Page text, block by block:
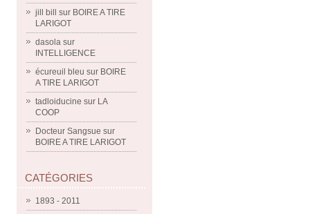
jill bill
sur BOIRE A TIRE
LARIGOT
dasola sur
INTELLIGENCE
écureuil bleu sur BOIRE
A TIRE LARIGOT
tadloiducine sur LA
COOP
Docteur Sangsue sur
BOIRE A TIRE LARIGOT
CATÉGORIES
1893 - 2011